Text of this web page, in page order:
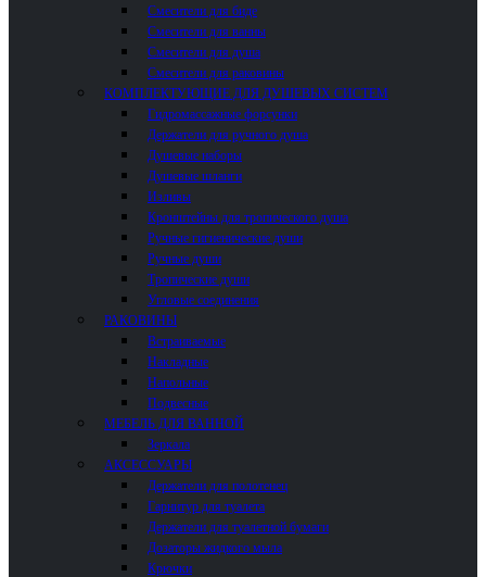
Смесители для биде
Смесители для ванны
Смесители для душа
Смесители для раковины
КОМПЛЕКТУЮЩИЕ ДЛЯ ДУШЕВЫХ СИСТЕМ
Гидромассажные форсунки
Держатели для ручного душа
Душевые наборы
Душевые шланги
Изливы
Кронштейны для тропического душа
Ручные гигиенические души
Ручные души
Тропические души
Угловые соединения
РАКОВИНЫ
Встраиваемые
Накладные
Напольные
Подвесные
МЕБЕЛЬ ДЛЯ ВАННОЙ
Зеркала
АКСЕССУАРЫ
Держатели для полотенец
Гарнитур для туалета
Держатели для туалетной бумаги
Дозаторы жидкого мыла
Крючки